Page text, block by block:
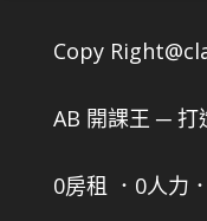
Copy
AB 開課王 ─ 打
0房租 ．0人力